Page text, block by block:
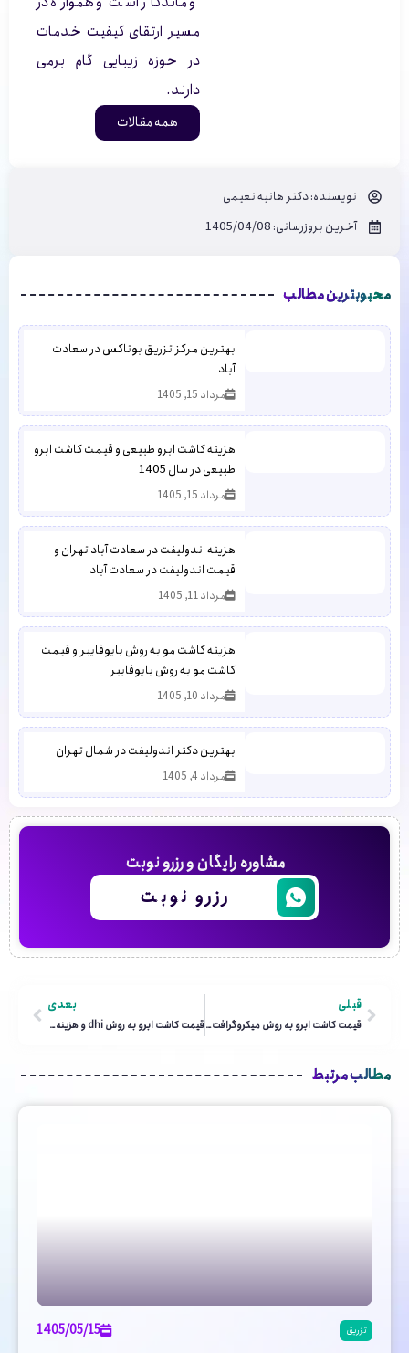
مسیر ارتقای کیفیت خدمات
در حوزه زیبایی گام برمی
دارند.
همه مقالات
نویسنده:دکتر هانیه نعیمی
آخرین بروزرسانی: 1405/04/08
محبوبترین مطالب
بهترین مرکز تزریق بوتاکس در سعادت
آباد
مرداد 15, 1405
هزینه کاشت ابرو طبیعی و قیمت کاشت ابرو
طبیعی در سال 1405
مرداد 15, 1405
هزینه اندولیفت در سعادت آباد تهران و
قیمت اندولیفت در سعادت آباد
مرداد 11, 1405
هزینه کاشت مو به روش بایوفایبر و قیمت
کاشت مو به روش بایوفایبر
مرداد 10, 1405
بهترین دکتر اندولیفت در شمال تهران
مرداد 4, 1405
مشاوره رایگان و رزرو نوبت
رزرو نوبت
قبلی
قیمت کاشت ابرو به روش میکروگرافت و هزینه کاشت ابرو میکروگرافت
بعدی
قیمت کاشت ابرو به روش dhi و هزینه کاشت ابرو به روش DHI
مطالب مرتبط
تزریق
1405/05/15